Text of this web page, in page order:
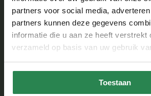
partners voor social media,
partners kunnen deze gegevens
informatie die u aan ze heeft verstrekt
verzameld op basis van uw gebruik
Toestaan
Telefoonnummer
Ik wil graag meer informatie over...